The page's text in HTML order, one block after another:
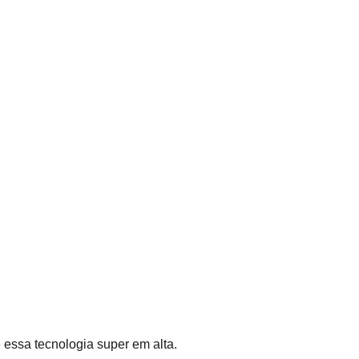
tecnologia super em alta.